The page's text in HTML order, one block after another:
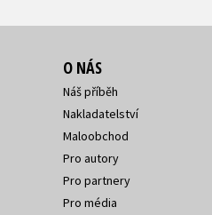
O NÁS
Náš příběh
Nakladatelství
Maloobchod
Pro autory
Pro partnery
Pro média